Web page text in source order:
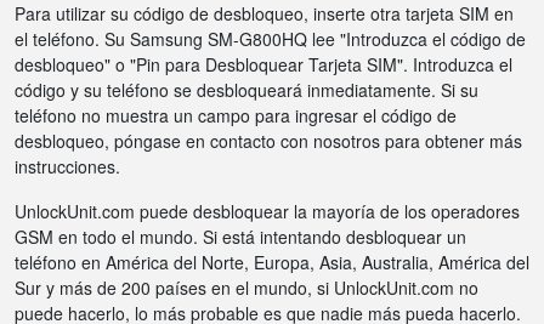
Para utilizar su código de desbloqueo, inserte otra tarjeta SIM en
el teléfono. Su Samsung SM-G800HQ lee "Introduzca el código de
desbloqueo" o "Pin para Desbloquear Tarjeta SIM". Introduzca el
código y su teléfono se desbloqueará inmediatamente. Si su
teléfono no muestra un campo para ingresar el código de
desbloqueo, póngase en contacto con nosotros para obtener más
instrucciones.
UnlockUnit.com puede desbloquear la mayoría de los operadores
GSM en todo el mundo. Si está intentando desbloquear un
teléfono en América del Norte, Europa, Asia, Australia, América del
Sur y más de 200 países en el mundo, si UnlockUnit.com no
puede hacerlo, lo más probable es que nadie más pueda hacerlo.